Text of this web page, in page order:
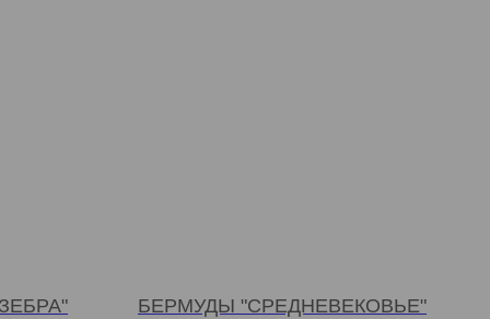
БЕРМУДЫ "СРЕДНЕВЕКОВЬЕ"